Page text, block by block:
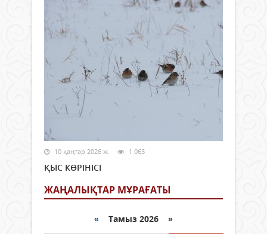
10 қаңтар 2026 ж. 1 063
ҚЫС КӨРІНІСІ
ЖАҢАЛЫҚТАР МҰРАҒАТЫ
« Тамыз 2026 »